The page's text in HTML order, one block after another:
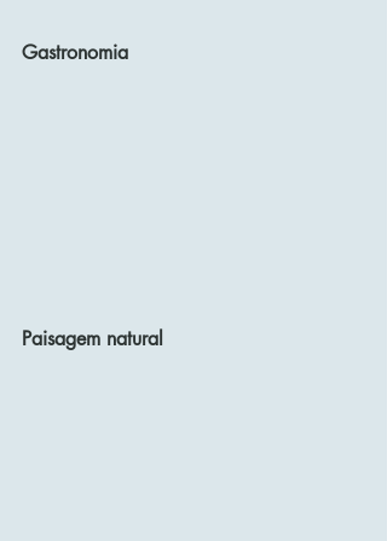
Gastronomia
Paisagem natural